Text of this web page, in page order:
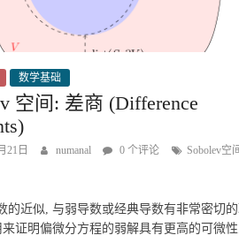
数学基础
空间: 差商 (Difference
21日 numanal 0 个评论 Sobolev空
的近似, 与弱导数或经典导数有非常密切
证明偏微分方程的弱解具有更高的可微